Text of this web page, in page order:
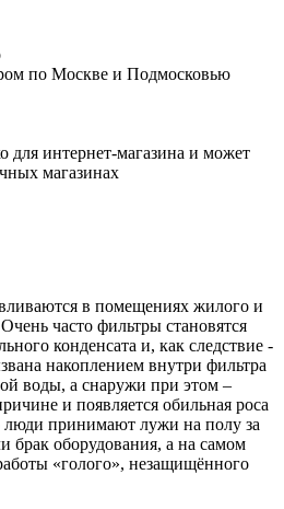
по Москве и Подмосковью
для интернет-магазина и может
магазинах
в помещениях жилого и
часто фильтры становятся
конденсата и, как следствие -
накоплением внутри фильтра
воды, а снаружи при этом –
и появляется обильная роса
люди принимают лужи на полу за
брак оборудования, а на самом
«голого», незащищённого